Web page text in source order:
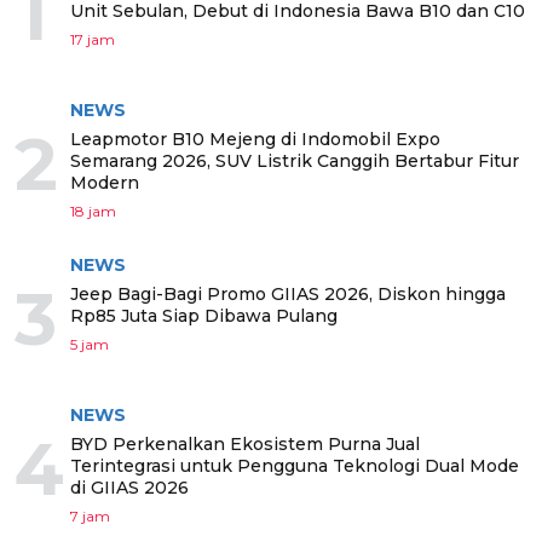
Unit Sebulan, Debut di Indonesia Bawa B10 dan C10
17 jam
2
NEWS
Leapmotor B10 Mejeng di Indomobil Expo
Semarang 2026, SUV Listrik Canggih Bertabur Fitur
Modern
18 jam
3
NEWS
Jeep Bagi-Bagi Promo GIIAS 2026, Diskon hingga
Rp85 Juta Siap Dibawa Pulang
5 jam
4
NEWS
BYD Perkenalkan Ekosistem Purna Jual
Terintegrasi untuk Pengguna Teknologi Dual Mode
di GIIAS 2026
7 jam